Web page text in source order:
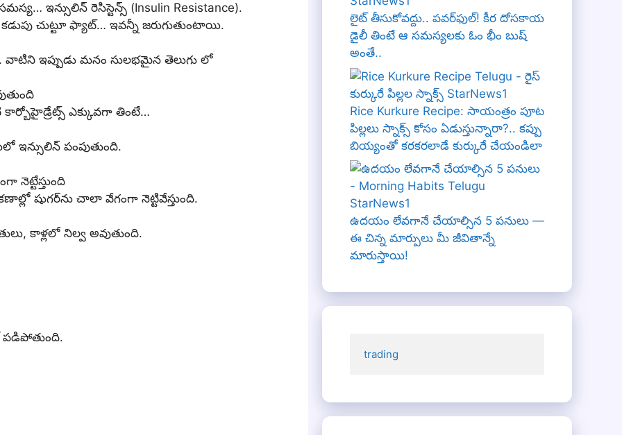
ఇన్సులిన్ రెసిస్టెన్స్ (Insulin Resistance).
చుట్టూ ఫ్యాట్… ఇవన్నీ జరుగుతుంటాయి.
వాటిని ఇప్పుడు మనం సులభమైన తెలుగు లో
కార్బోహైడ్రేట్స్ ఎక్కువగా తింటే…
ఇన్సులిన్ పంపుతుంది.
నెట్టేస్తుంది
షుగర్‌ను చాలా వేగంగా నెట్టివేస్తుంది.
కాళ్లలో నిల్వ అవుతుంది.
పడిపోతుంది.
లైట్ తీసుకోవద్దు.. పవర్‌ఫుల్! కీర దోసకాయ
డైలీ తింటే ఆ సమస్యలకు ఓం భీం బుష్
అంతే..
Rice Kurkure Recipe: సాయంత్రం పూట
పిల్లలు స్నాక్స్ కోసం ఏడుస్తున్నారా?.. కప్పు
బియ్యంతో కరకరలాడే కుర్కురే చేయండిలా
ఉదయం లేవగానే చేయాల్సిన 5 పనులు —
ఈ చిన్న మార్పులు మీ జీవితాన్నే
మారుస్తాయి!
trading